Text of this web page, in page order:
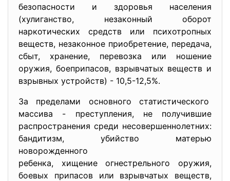
безопасности и здоровья населения
(хулиганство, незаконный оборот
наркотических средств или психотропных
веществ, незаконное приобретение, передача,
сбыт, хранение, перевозка или ношение
оружия, боеприпасов, взрывчатых веществ и
взрывных устройств) - 10,5-12,5%.
За пределами основного статистического
массива - преступления, не получившие
распространения среди несовершеннолетних:
бандитизм, убийство матерью
новорожденного
ребенка, хищение огнестрельного оружия,
боевых припасов или взрывчатых веществ,